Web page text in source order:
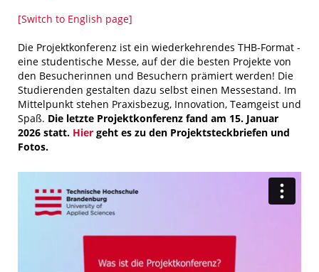
[Switch to English page]
Die Projektkonferenz ist ein wiederkehrendes THB-Format -
eine studentische Messe, auf der die besten Projekte von
den Besucherinnen und Besuchern prämiert werden! Die
Studierenden gestalten dazu selbst einen Messestand. Im
Mittelpunkt stehen Praxisbezug, Innovation, Teamgeist und
Spaß. Die letzte Projektkonferenz fand am 15. Januar
2026 statt. Hier geht es zu den Projektsteckbriefen und
Fotos.